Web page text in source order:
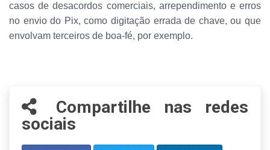
casos de desacordos comerciais, arrependimento e erros
no envio do Pix, como digitação errada de chave, ou que
envolvam terceiros de boa-fé, por exemplo.
Compartilhe nas redes
sociais